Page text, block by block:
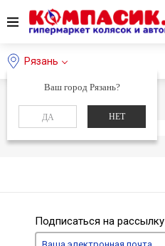
Рязань
Ваш город Рязань?
ДА НЕТ
Главная Каталог
Элемент не найден
Подписаться на рассылку